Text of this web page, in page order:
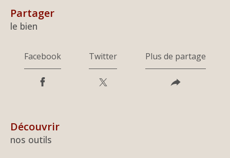
partager
le bien
Facebook Twitter Plus de partage
découvrir
nos outils